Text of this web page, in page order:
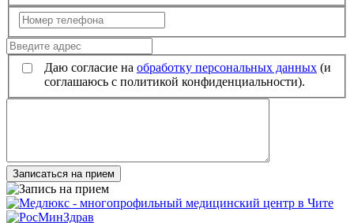
Даю согласие на обработку персональных данных (и
соглашаюсь с политикой конфиденциальности).
Записаться на прием